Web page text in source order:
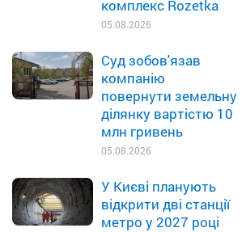
комплекс Rozetka
05.08.2026
Суд зобов'язав
компанію
повернути земельну
ділянку вартістю 10
млн гривень
05.08.2026
У Києві планують
відкрити дві станції
метро у 2027 році